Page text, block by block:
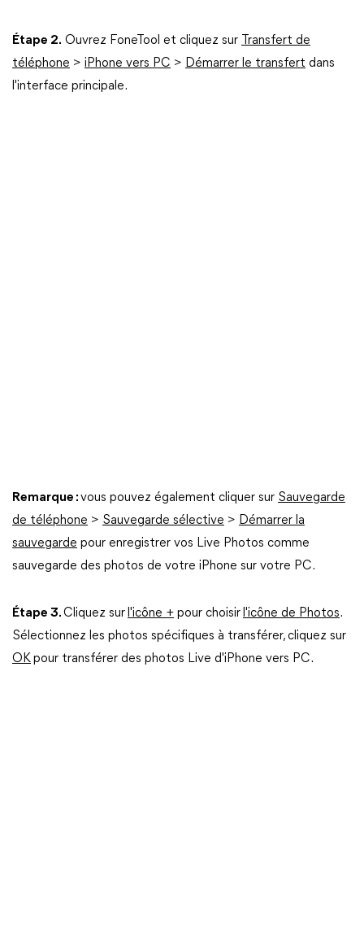
Étape 2. Ouvrez FoneTool et cliquez sur
Transfert de
téléphone > iPhone vers PC > Démarrer le transfert dans
l'interface principale.
Remarque :vous pouvez également cliquer sur Sauvegarde
de téléphone > Sauvegarde sélective > Démarrer la
sauvegarde pour enregistrer vos Live Photos comme
sauvegarde des photos de votre iPhone sur votre PC.
Étape 3.Cliquez sur l'icône + pour choisir l'icône de Photos.
Sélectionnez les photos spécifiques à transférer, cliquez sur
OKpour transférer des photos Live d'iPhone vers PC.